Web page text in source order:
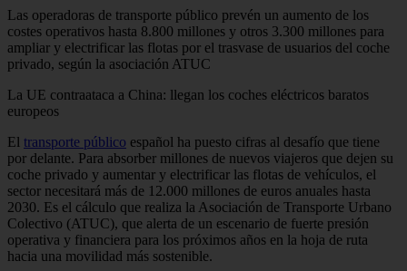
Las operadoras de transporte público prevén un aumento de los
costes operativos hasta 8.800 millones y otros 3.300 millones para
ampliar y electrificar las flotas por el trasvase de usuarios del coche
privado, según la asociación ATUC
La UE contraataca a China: llegan los coches eléctricos baratos
europeos
El transporte público español ha puesto cifras al desafío que tiene
por delante. Para absorber millones de nuevos viajeros que dejen su
coche privado y aumentar y electrificar las flotas de vehículos, el
sector necesitará más de 12.000 millones de euros anuales hasta
2030. Es el cálculo que realiza la Asociación de Transporte Urbano
Colectivo (ATUC), que alerta de un escenario de fuerte presión
operativa y financiera para los próximos años en la hoja de ruta
hacia una movilidad más sostenible.